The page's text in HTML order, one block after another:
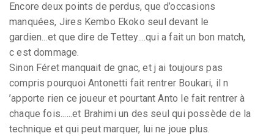
Encore deux points de perdus, que d’occasions
manquées, Jires Kembo Ekoko seul devant le
gardien...et que dire de Tettey....qui a fait un bon match,
c est dommage.
Sinon Féret manquait de gnac, et j ai toujours pas
compris pourquoi Antonetti fait rentrer Boukari, il n
’apporte rien ce joueur et pourtant Anto le fait rentrer à
chaque fois......et Brahimi un des seul qui possède de la
technique et qui peut marquer, lui ne joue plus.